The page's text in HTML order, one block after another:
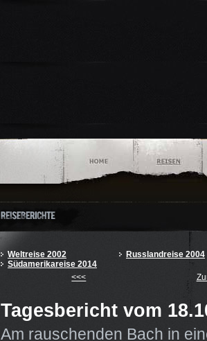
Weltreise 2002
Russlandreise 2004
Südamerikareise 2014
<<<
Tagesbericht vom
Am rauschenden Bach in